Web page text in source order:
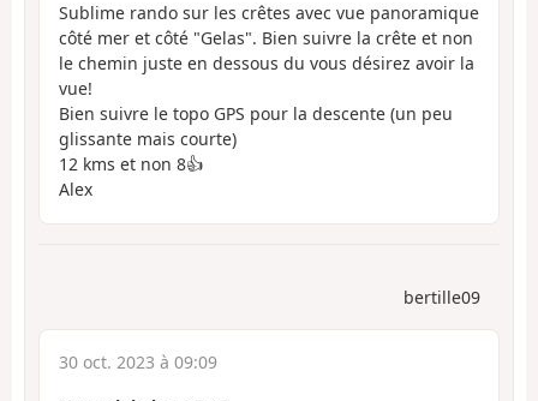
Sublime rando sur les crêtes avec vue panoramique
côté mer et côté "Gelas". Bien suivre la crête et non
le chemin juste en dessous du vous désirez avoir la
vue!
Bien suivre le topo GPS pour la descente (un peu
glissante mais courte)
12 kms et non 8👍
Alex
bertille09
30 oct. 2023 à 09:09